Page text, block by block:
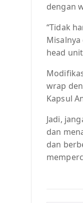
dengan
“Tidak
head
wrap
Kapsul
Jadi,
dan
dan